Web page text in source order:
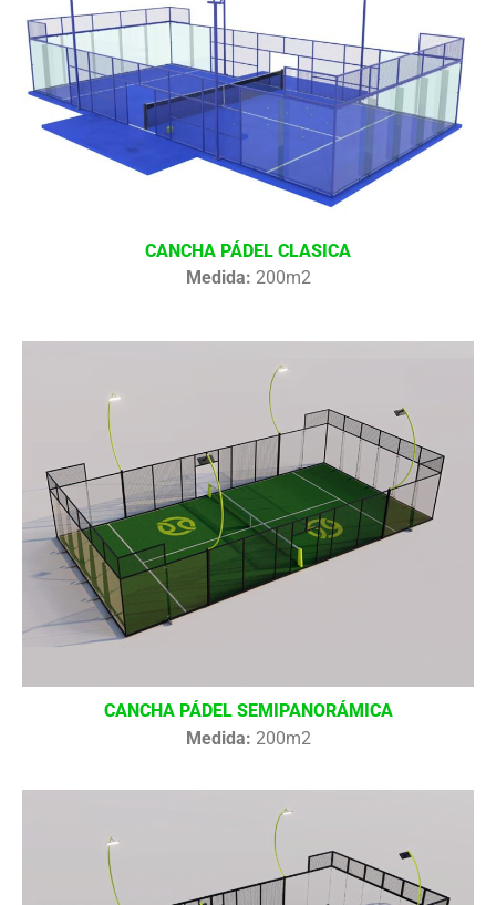
CANCHA PÁDEL CLASICA
Medida: 200m2
CANCHA PÁDEL SEMIPANORÁMICA
Medida: 200m2